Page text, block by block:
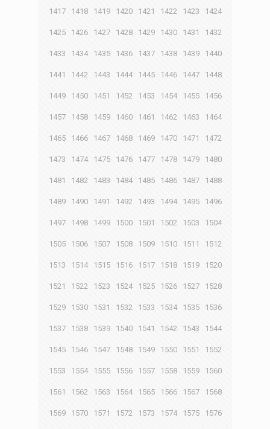
1417 1418 1419 1420 1421 1422 1423 1424
1425 1426 1427 1428 1429 1430 1431 1432
1433 1434 1435 1436 1437 1438 1439 1440
1441 1442 1443 1444 1445 1446 1447 1448
1449 1450 1451 1452 1453 1454 1455 1456
1457 1458 1459 1460 1461 1462 1463 1464
1465 1466 1467 1468 1469 1470 1471 1472
1473 1474 1475 1476 1477 1478 1479 1480
1481 1482 1483 1484 1485 1486 1487 1488
1489 1490 1491 1492 1493 1494 1495 1496
1497 1498 1499 1500 1501 1502 1503 1504
1505 1506 1507 1508 1509 1510 1511 1512
1513 1514 1515 1516 1517 1518 1519 1520
1521 1522 1523 1524 1525 1526 1527 1528
1529 1530 1531 1532 1533 1534 1535 1536
1537 1538 1539 1540 1541 1542 1543 1544
1545 1546 1547 1548 1549 1550 1551 1552
1553 1554 1555 1556 1557 1558 1559 1560
1561 1562 1563 1564 1565 1566 1567 1568
1569 1570 1571 1572 1573 1574 1575 1576